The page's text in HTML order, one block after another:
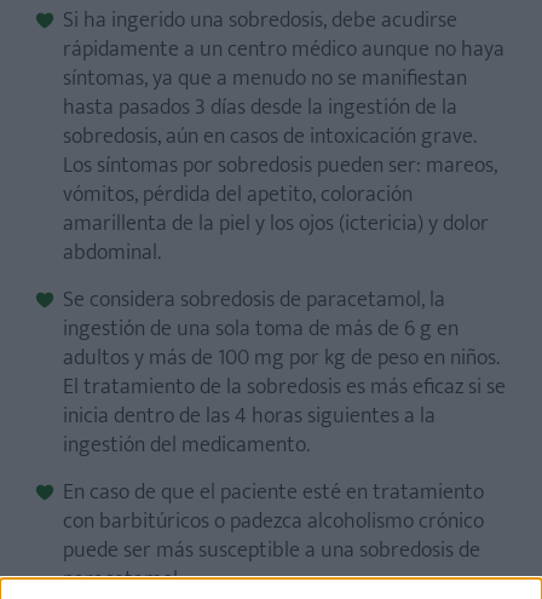
Si ha ingerido una sobredosis, debe acudirse
rápidamente a un centro médico aunque no haya
síntomas, ya que a menudo no se manifiestan
hasta pasados 3 días desde la ingestión de la
sobredosis, aún en casos de intoxicación grave.
Los síntomas por sobredosis pueden ser: mareos,
vómitos, pérdida del apetito, coloración
amarillenta de la piel y los ojos (ictericia) y dolor
abdominal.
Se considera sobredosis de paracetamol, la
ingestión de una sola toma de más de 6 g en
adultos y más de 100 mg por kg de peso en niños.
El tratamiento de la sobredosis es más eficaz si se
inicia dentro de las 4 horas siguientes a la
ingestión del medicamento.
En caso de que el paciente esté en tratamiento
con barbitúricos o padezca alcoholismo crónico
puede ser más susceptible a una sobredosis de
paracetamol.